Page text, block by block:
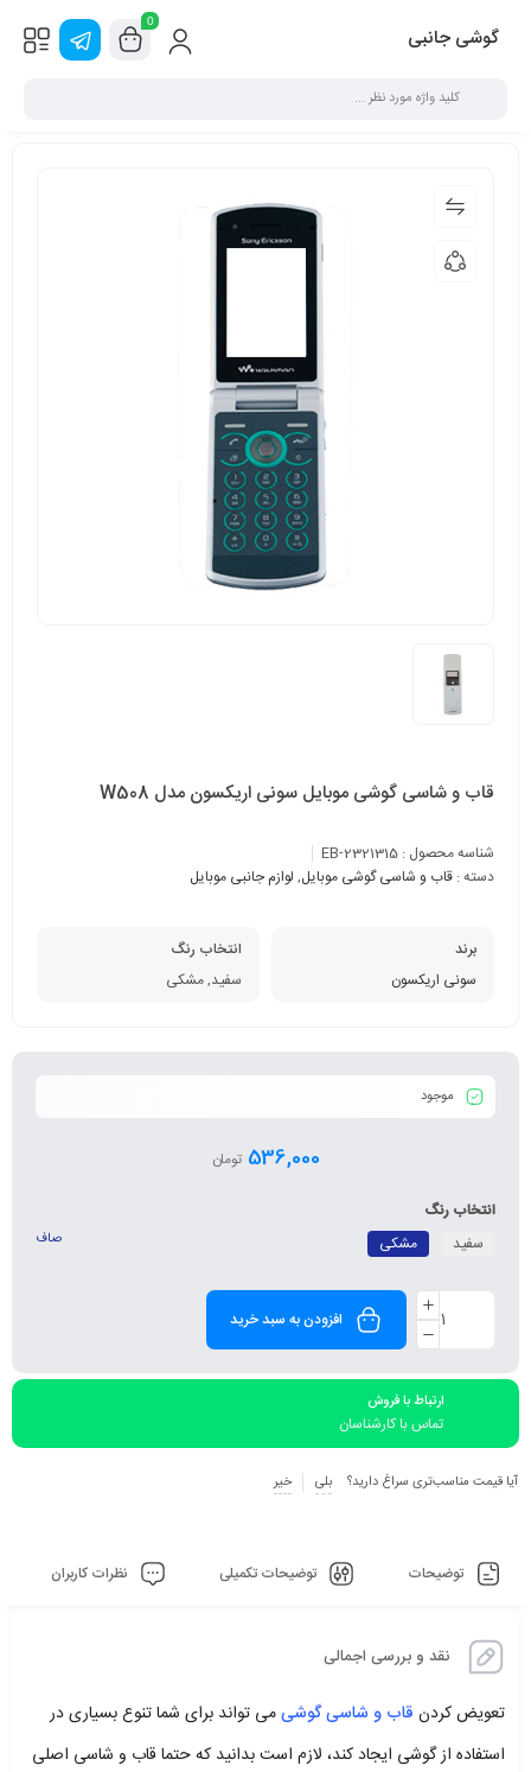
گوشی جانبی
0
قاب و شاسی گوشی موبایل سونی اریکسون مدل W508
شناسه محصول : EB-2321315
دسته : قاب و شاسی گوشی موبایل, لوازم جانبی موبایل
برند
سونی اریکسون
انتخاب رنگ
سفید, مشکی
موجود
536,000 تومان
انتخاب رنگ
سفید
مشکی صاف
افزودن به سبد خرید
ارتباط با فروش
تماس با کارشناسان
آیا قیمت مناسب‌تری سراغ دارید؟ بلی خیر
توضیحات توضیحات تکمیلی نظرات کاربران
نقد و بررسی اجمالی
تعویض کردن قاب و شاسی گوشیمی تواند برای شما تنوع بسیاری در
استفاده از گوشی ایجاد کند، لازم است بدانید که حتما قاب و شاسی اصلی